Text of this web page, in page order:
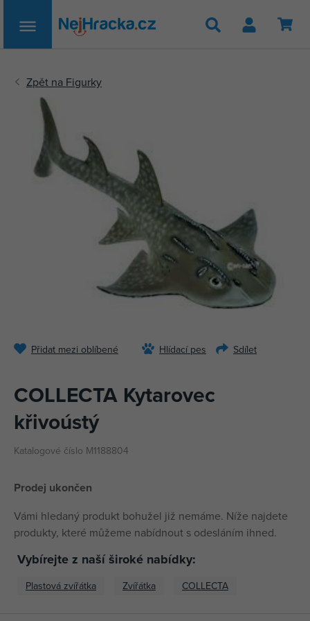
Hledat
Přidat mezi oblíbené Hlídací pes Sdílet
COLLECTA Kytarovec
křivoústý
Katalogové číslo M1188804
Prodej ukončen
Vámi hledaný produkt bohužel již nemáme. Níže najdete
produkty, které můžeme nabídnout s odesláním ihned.
Vybírejte z naší široké nabídky:
Plastová zvířátka Zvířátka COLLECTA